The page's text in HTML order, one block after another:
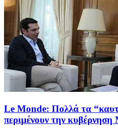
Le Monde: Πολλά τα
περιμένουν την